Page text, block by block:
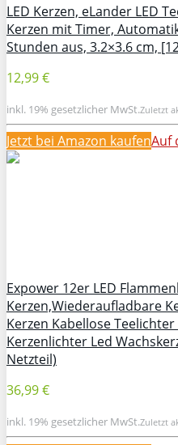
LED Kerzen, eLander LED
Kerzen mit Timer,
Stunden aus, 3.2×3.6 cm,
12,99 €
inkl. 19% gesetzlicher MwSt.Zuletzt
Jetzt bei Amazon kaufenAuf
Expower 12er LED
Kerzen,Wiederaufladbare
Kerzen Kabellose
Kerzenlichter Led
Netzteil)
36,99 €
inkl. 19% gesetzlicher MwSt.Zuletzt